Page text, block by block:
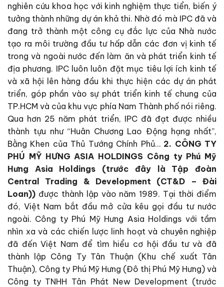
nghiên cứu khoa học với kinh nghiệm thực tiển, biến ý
tưởng thành những dự án khả thi. Nhờ đó mà IPC đã và
đang trở thành một công cụ đắc lực của Nhà nước
tạo ra môi trường đầu tư hấp dẫn các đơn vị kinh tế
trong và ngoài nước đến làm ăn và phát triển kinh tế
địa phương. IPC luôn luôn đặt mục tiêu lợi ích kinh tế
và xã hội lên hàng đầu khi thực hiện các dự án phát
triển, góp phần vào sự phát triển kinh tế chung của
TP.HCM và của khu vực phía Nam Thành phố nói riêng.
Qua hơn 25 năm phát triển, IPC đã đạt được nhiều
thành tựu như “Huân Chương Lao Động hạng nhất”,
Bằng Khen của Thủ Tướng Chính Phủ… 2. CÔNG TY
PHÚ MỸ HƯNG ASIA HOLDINGS Công ty Phú Mỹ
Hưng Asia Holdings (trước đây là Tập đoàn
Central Trading & Development (CT&D – Đài
Loan)) được thành lập vào năm 1989. Tại thời điểm
đó, Việt Nam bắt đầu mở cửa kêu gọi đầu tư nước
ngoài. Công ty Phú Mỹ Hưng Asia Holdings với tầm
nhìn xa và các chiến lược linh hoạt và chuyên nghiệp
đã đến Việt Nam để tìm hiểu cơ hội đầu tư và đã
thành lập Công Ty Tân Thuận (Khu chế xuất Tân
Thuận), Công ty Phú Mỹ Hưng (Đô thị Phú Mỹ Hưng) và
Công ty TNHH Tân Phát New Development (trước